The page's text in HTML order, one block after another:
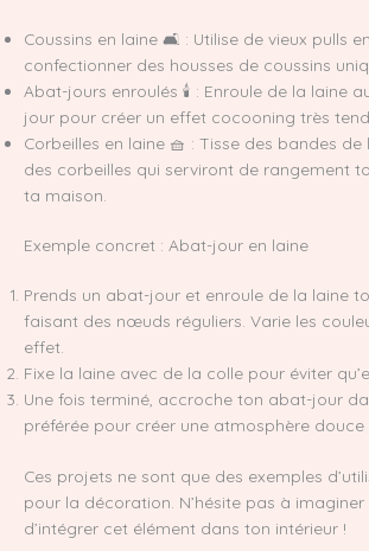
Coussins en laine 🛋️ : Utilise de vieux pulls
confectionner des housses de coussins
Abat-jours enroulés 🕯️ : Enroule de la laine
jour pour créer un effet cocooning très
Corbeilles en laine 🧺 : Tisse des bandes
des corbeilles qui serviront de rangement
ta maison.
Exemple concret : Abat-jour en laine
Prends un abat-jour et enroule de la laine
faisant des nœuds réguliers. Varie les
effet.
Fixe la laine avec de la colle pour éviter
Une fois terminé, accroche ton abat-jour
préférée pour créer une atmosphère douce
Ces projets ne sont que des exemples
pour la décoration. N’hésite pas à imaginer
d’intégrer cet élément dans ton intérieur !